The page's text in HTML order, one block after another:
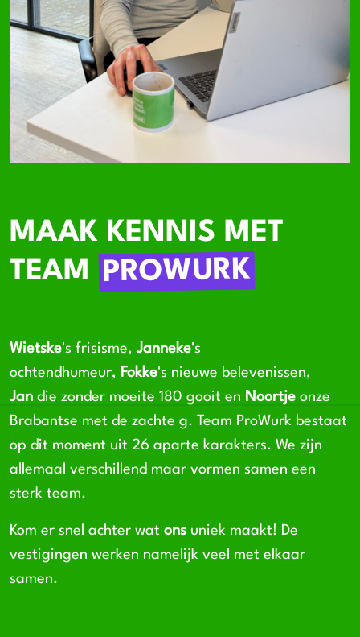
MAAK KENNIS MET
TEAMPROWURK
Wietske's frisisme,Janneke's
ochtendhumeur, Fokke's nieuwe belevenissen,
Jan die zonder moeite 180 gooit en Noortje onze
Brabantse met de zachte g. Team ProWurk bestaat
op dit moment uit 26 aparte karakters. We zijn
allemaal verschillend maar vormen samen een
sterk team.
Kom er snel achter wat ons uniek maakt! De
vestigingen werken namelijk veel met elkaar
samen.